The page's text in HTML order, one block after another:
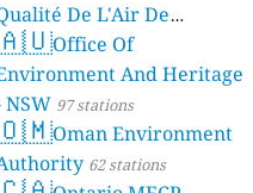
De L'Air De
4 stations
Office Of
And Heritage
NSW 97 stations
Oman Environment
62 stations